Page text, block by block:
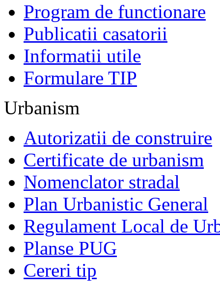
Program de functionare
Publicatii casatorii
Informatii utile
Formulare TIP
Urbanism
Autorizatii de construire
Certificate de urbanism
Nomenclator stradal
Plan Urbanistic General
Regulament Local de
Planse PUG
Cereri tip